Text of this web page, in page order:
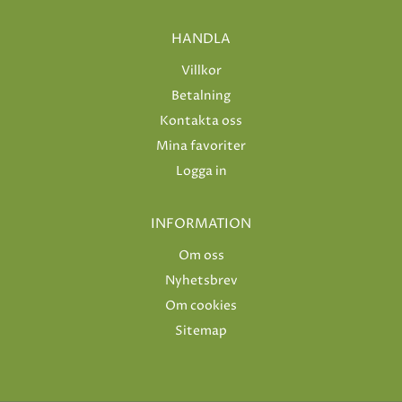
HANDLA
Villkor
Betalning
Kontakta oss
Mina favoriter
Logga in
INFORMATION
Om oss
Nyhetsbrev
Om cookies
Sitemap